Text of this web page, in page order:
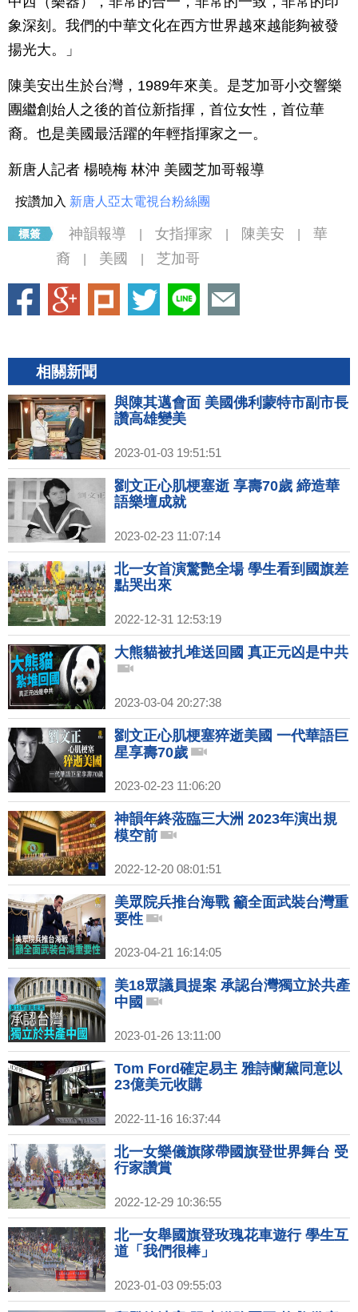
象深刻。我們的中華文化在西方世界越來越能夠被發
揚光大。」
陳美安出生於台灣，1989年來美。是芝加哥小交響樂
團繼創始人之後的首位新指揮，首位女性，首位華
裔。也是美國最活躍的年輕指揮家之一。
新唐人記者 楊曉梅 林沖 美國芝加哥報導
按讚加入 新唐人亞太電視台粉絲團
神韻報導 女指揮家 陳美安
華
裔
美國 芝加哥
相關新聞
與陳其邁會面 美國佛利蒙特市副市長
讚高雄變美
2023-01-03 19:51:51
劉文正心肌梗塞逝 享壽70歲 締造華
語樂壇成就
2023-02-23 11:07:14
北一女首演驚艷全場 學生看到國旗差
點哭出來
2022-12-31 12:53:19
大熊貓被扎堆送回國 真正元凶是中共
2023-03-04 20:27:38
劉文正心肌梗塞猝逝美國 一代華語巨
星享壽70歲
2023-02-23 11:06:20
神韻年終蒞臨三大洲 2023年演出規
模空前
2022-12-20 08:01:51
美眾院兵推台海戰 籲全面武裝台灣重
要性
2023-04-21 16:14:05
美18眾議員提案 承認台灣獨立於共產
中國
2023-01-26 13:11:00
Tom Ford確定易主 雅詩蘭黛同意以
23億美元收購
2022-11-16 16:37:44
北一女樂儀旗隊帶國旗登世界舞台 受
行家讚賞
2022-12-29 10:36:55
北一女舉國旗登玫瑰花車遊行 學生互
道「我們很棒」
2023-01-03 09:55:03